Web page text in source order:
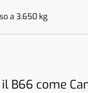
a 3.650 kg
B66 come